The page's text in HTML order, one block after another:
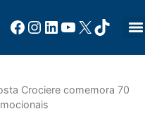
Crociere comemora 70